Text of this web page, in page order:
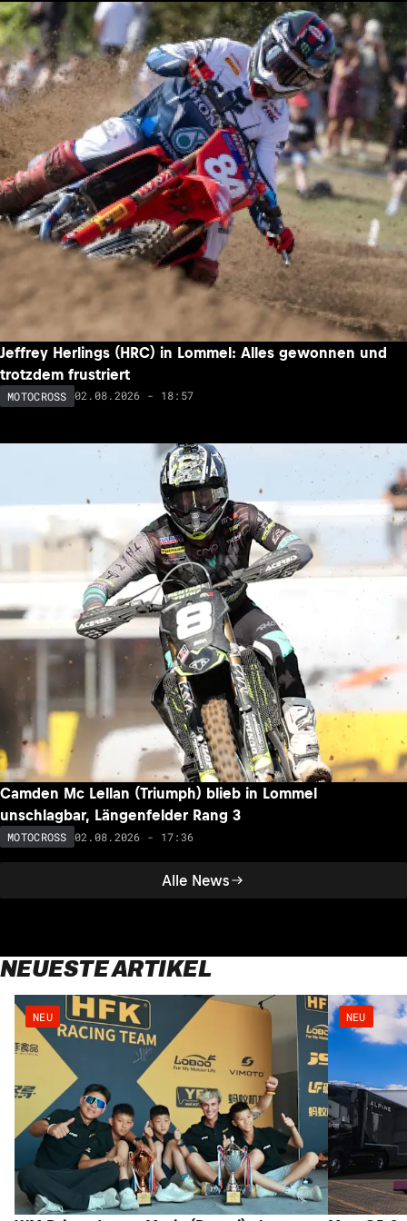
Alle News
Jeffrey Herlings (HRC) in Lommel: Alles gewonnen und
trotzdem frustriert
MOTOCROSS 02.08.2026 - 18:57
Camden Mc Lellan (Triumph) blieb in Lommel
unschlagbar, Längenfelder Rang 3
MOTOCROSS 02.08.2026 - 17:36
NEUESTE ARTIKEL
NEU NEU